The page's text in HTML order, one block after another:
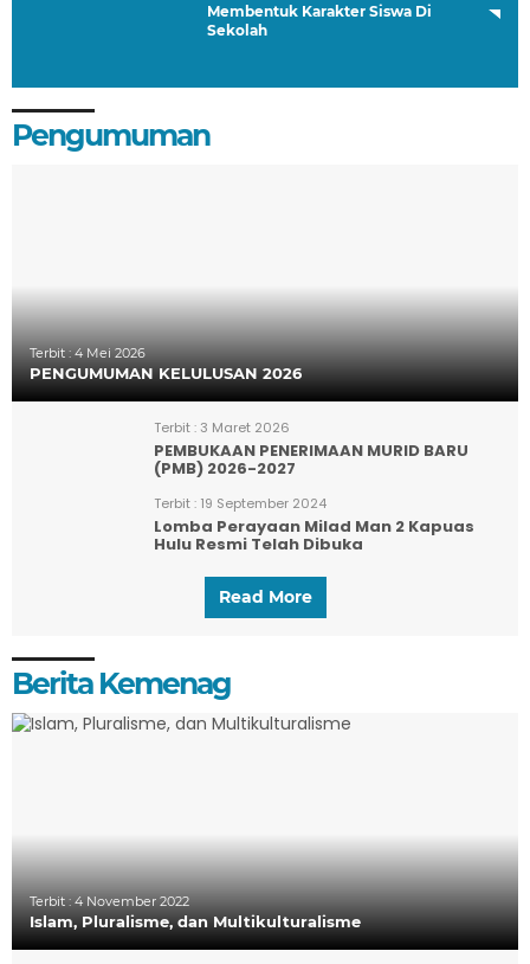
Membentuk Karakter Siswa Di
Sekolah
Pengumuman
Terbit : 4 Mei 2026
PENGUMUMAN KELULUSAN 2026
Terbit : 3 Maret 2026
PEMBUKAAN PENERIMAAN MURID BARU
(PMB) 2026-2027
Terbit : 19 September 2024
Lomba Perayaan Milad Man 2 Kapuas
Hulu Resmi Telah Dibuka
Read More
Berita Kemenag
Terbit : 4 November 2022
Islam, Pluralisme, dan Multikulturalisme